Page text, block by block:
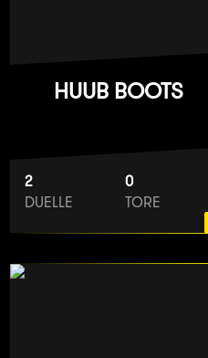
HUUB BOOTS
2
DUELLE
0
TORE